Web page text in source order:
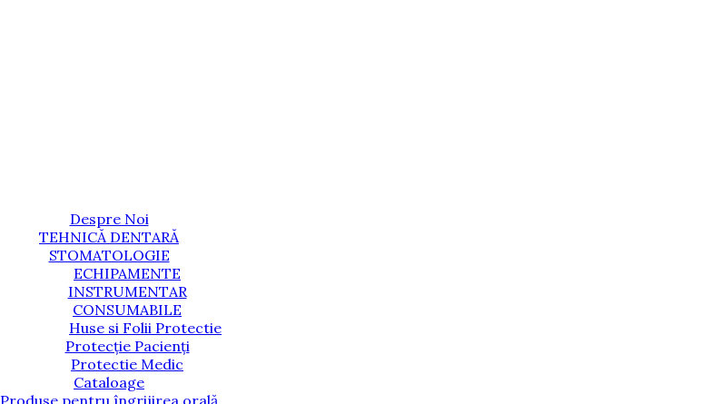
Despre Noi
TEHNICĂ DENTARĂ
STOMATOLOGIE
ECHIPAMENTE
INSTRUMENTAR
CONSUMABILE
Huse si Folii Protectie
Protecție Pacienți
Protectie Medic
Cataloage
Produse pentru îngrijirea orală